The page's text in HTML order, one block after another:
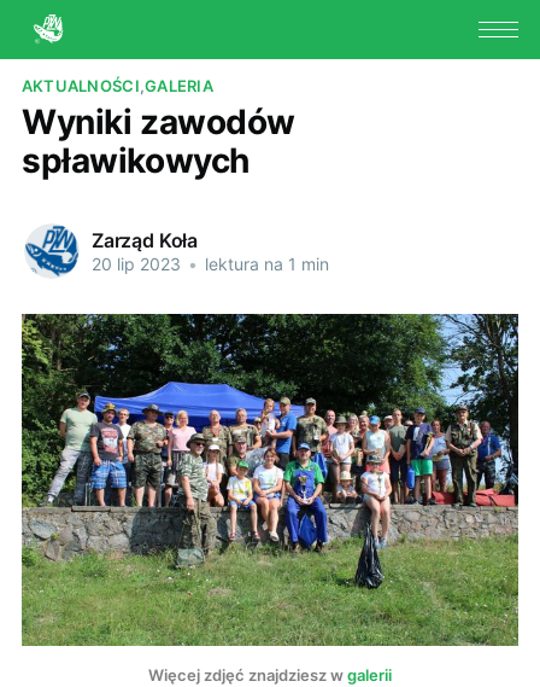
AKTUALNOŚCI,GALERIA
Wyniki zawodów
spławikowych
Zarząd Koła
20 lip 2023 • lektura na 1 min
Więcej zdjęć znajdziesz wgalerii